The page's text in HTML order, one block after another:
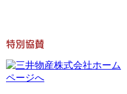
特別協賛